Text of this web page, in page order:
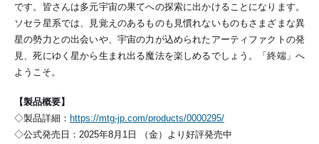
です。皆さんは多元宇宙の果てへの探索に出かけることになります。
ソセラ星系では、見覚えのあるものも見慣れないものもさまざまな異
星の勢力との出会いや、宇宙の力が込められたアーティファクトの発
見、死にゆく星から生まれ出る魔法を楽しめるでしょう。「終端」へ
ようこそ。
【製品概要】
◇製品詳細： https://mtg-jp.com/products/0000295/
◇公式発売日：2025年8月1日 （金）より好評発売中